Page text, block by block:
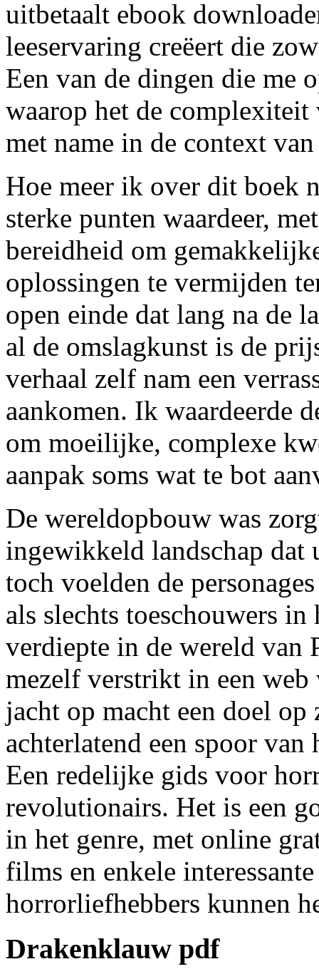
uitbetaalt ebook
leeservaring creëert die
Een van de dingen die me
waarop het de
met name in de context
Hoe meer ik over dit boek
sterke punten waardeer,
bereidheid om
oplossingen te vermijden
open einde dat lang na de
al de omslagkunst is de
verhaal zelf nam een
aankomen. Ik waardeerde
om moeilijke, complexe
aanpak soms wat te bot
De wereldopbouw was
ingewikkeld landschap
toch voelden de
als slechts toeschouwers
verdiepte in de wereld
mezelf verstrikt in een
jacht op macht een doel
achterlatend een spoor
Een redelijke gids voor
revolutionairs. Het is een
in het genre, met online
films en enkele
horrorliefhebbers kunnen
Drakenklauw pdf